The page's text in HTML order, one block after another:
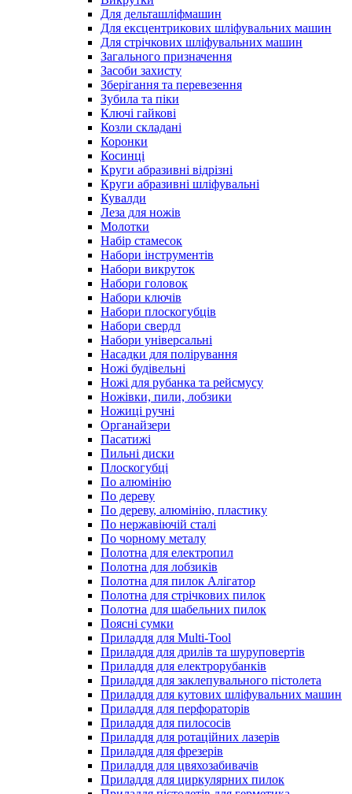
Для дельташліфмашин
Для ексцентрикових шліфувальних машин
Для стрічкових шліфувальних машин
Загального призначення
Засоби захисту
Зберігання та перевезення
Зубила та піки
Ключі гайкові
Козли складані
Коронки
Косинці
Круги абразивні відрізні
Круги абразивні шліфувальні
Кувалди
Леза для ножів
Молотки
Набір стамесок
Набори інструментів
Набори викруток
Набори головок
Набори ключів
Набори плоскогубців
Набори свердл
Набори універсальні
Насадки для полірування
Ножі будівельні
Ножі для рубанка та рейсмусу
Ножівки, пили, лобзики
Ножиці ручні
Органайзери
Пасатижі
Пильні диски
Плоскогубці
По алюмінію
По дереву
По дереву, алюмінію, пластику
По нержавіючій сталі
По чорному металу
Полотна для електропил
Полотна для лобзиків
Полотна для пилок Алігатор
Полотна для стрічкових пилок
Полотна для шабельних пилок
Поясні сумки
Приладдя для Multi-Tool
Приладдя для дрилів та шуруповертів
Приладдя для електрорубанків
Приладдя для заклепувального пістолета
Приладдя для кутових шліфувальних машин
Приладдя для перфораторів
Приладдя для пилососів
Приладдя для ротаційних лазерів
Приладдя для фрезерів
Приладдя для цвяхозабивачів
Приладдя для циркулярних пилок